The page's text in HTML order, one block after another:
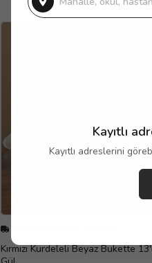
Kayıtlı
Kayıtlı adreslerini
Kırmızı Kurdeleli Beyaz Bukette